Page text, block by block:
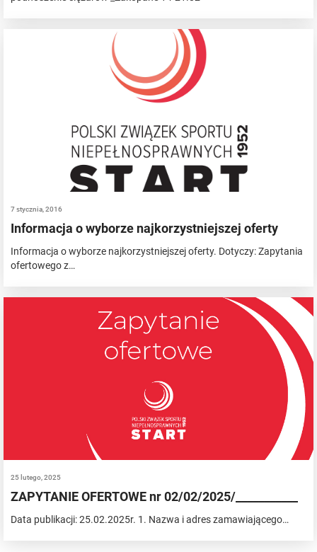
7 stycznia, 2016
Informacja o wyborze najkorzystniejszej oferty
Informacja o wyborze najkorzystniejszej oferty. Dotyczy: Zapytania
ofertowego z…
25 lutego, 2025
ZAPYTANIE OFERTOWE nr 02/02/2025/___________
Data publikacji: 25.02.2025r. 1. Nazwa i adres zamawiającego…